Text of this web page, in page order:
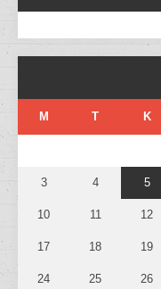
M T K
3 4 5
10 11 12
17 18 19
24 25 26